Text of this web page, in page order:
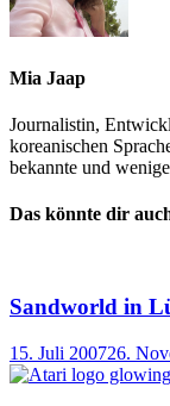
Mia Jaap
Journalistin,
koreanischen
bekannte und
Das könnte dir
Sandworld in
15. Juli 200726.